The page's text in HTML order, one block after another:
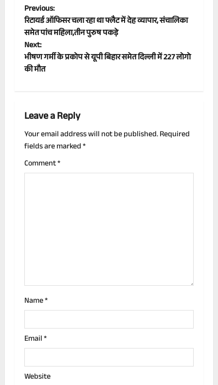
P
o
s
t
a
v
i
g
n
Previous:
रिटायर्ड ऑफिसर चला रहा था फ्लैट में देह व्यापार, संचालिका
समेत पांच महिला,तीन पुरुष पकड़े
Next:
भीषण गर्मी के प्रकोप से यूपी बिहार समेत दिल्ली में 227 लोगो
की मौत
Leave a Reply
Your email address will not be published.Required
fields are marked*
Comment*
Name*
Email*
Website